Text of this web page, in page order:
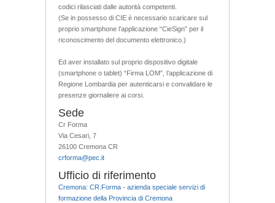
codici rilasciati dalle autorità competenti.
(Se in possesso di CIE è necessario scaricare sul
proprio smartphone l’applicazione “CieSign” per il
riconoscimento del documento elettronico.)
Ed aver installato sul proprio dispositivo digitale
(smartphone o tablet) “Firma LOM”, l’applicazione di
Regione Lombardia per autenticarsi e convalidare le
presenze giornaliere ai corsi.
Sede
Cr Forma
Via Cesari, 7
26100 Cremona CR
crforma@pec.it
Ufficio di riferimento
Cremona: CR.Forma - azienda speciale servizi di
formazione della Provincia di Cremona